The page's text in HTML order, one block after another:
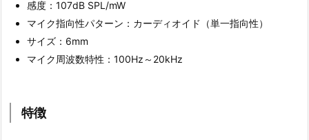
感度：107dB SPL/mW
マイク指向性パターン：カーディオイド（単一指向性）
サイズ：6mm
マイク周波数特性：100Hz～20kHz
特徴